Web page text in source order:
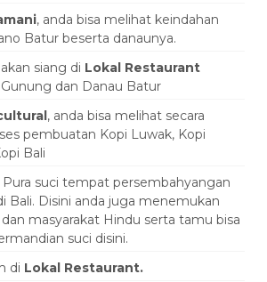
, anda bisa melihat keindahan
Batur beserta danaunya.
siang di Lokal Restaurant
dan Danau Batur
, anda bisa melihat secara
pembuatan Kopi Luwak, Kopi
Bali
Pura suci tempat persembahyangan
Bali. Disini anda juga menemukan
masyarakat Hindu serta tamu bisa
suci disini.
di Lokal Restaurant.